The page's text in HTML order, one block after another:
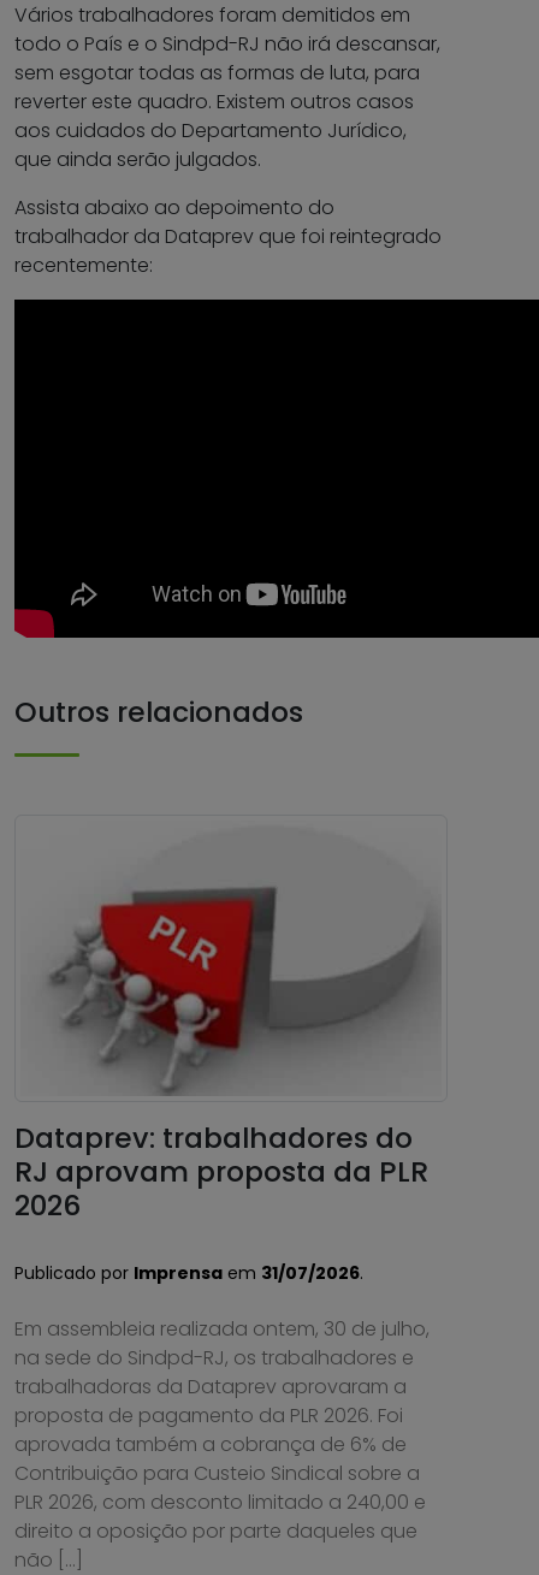
Vários trabalhadores foram demitidos em
todo o País e o Sindpd-RJ não irá descansar,
sem esgotar todas as formas de luta, para
reverter este quadro. Existem outros casos
aos cuidados do Departamento Jurídico,
que ainda serão julgados.
Assista abaixo ao depoimento do
trabalhador da Dataprev que foi reintegrado
recentemente:
Outros relacionados
Dataprev: trabalhadores do
RJ aprovam proposta da PLR
2026
Publicado por Imprensa em 31/07/2026.
Em assembleia realizada ontem, 30 de julho,
na sede do Sindpd-RJ, os trabalhadores e
trabalhadoras da Dataprev aprovaram a
proposta de pagamento da PLR 2026. Foi
aprovada também a cobrança de 6% de
Contribuição para Custeio Sindical sobre a
PLR 2026, com desconto limitado a 240,00 e
direito a oposição por parte daqueles que
não […]